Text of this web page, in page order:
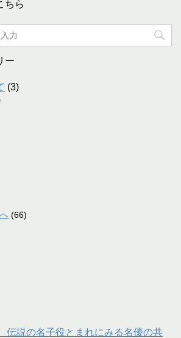
ちら
ー
(3)
(66)
説の名子役とまれにみる名優の共